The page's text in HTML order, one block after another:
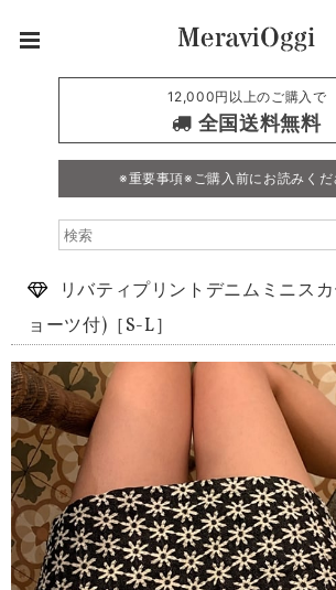
12,000円以上のご購入で
全国送料無料
※重要事項※ご購入前にお読みくだ
リバティプリントデニムミニス
ョーツ付)［S-L］